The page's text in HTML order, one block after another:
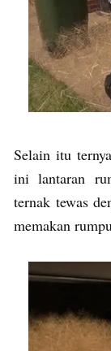
Selain itu
ini lantaran
ternak tewas
memakan